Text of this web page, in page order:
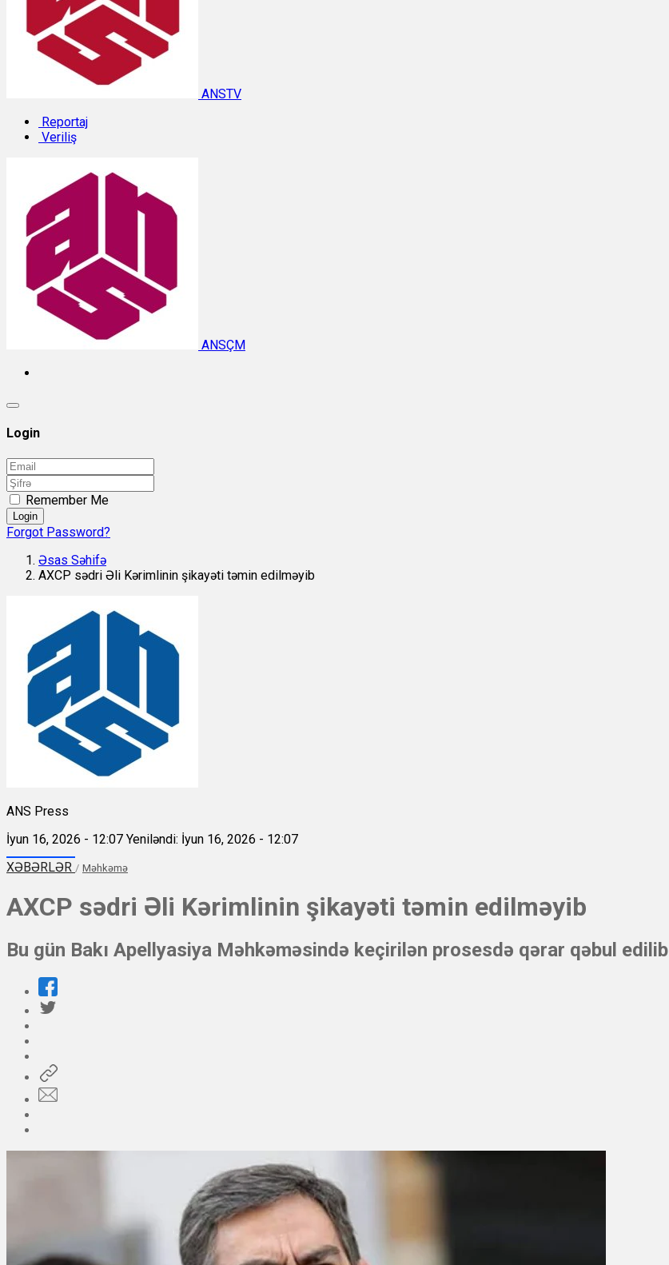
ANSTV
Reportaj
Veriliş
ANSÇM
Login
Remember Me
Login
Forgot Password?
Əsas Səhifə
AXCP sədri Əli Kərimlinin şikayəti təmin edilməyib
ANS Press
İyun 16, 2026 - 12:07 Yeniləndi: İyun 16, 2026 - 12:07
XƏBƏRLƏR / Məhkəmə
AXCP sədri Əli Kərimlinin şikayəti təmin edilməyib
Bu gün Bakı Apellyasiya Məhkəməsində keçirilən prosesdə qərar qəbul edilib